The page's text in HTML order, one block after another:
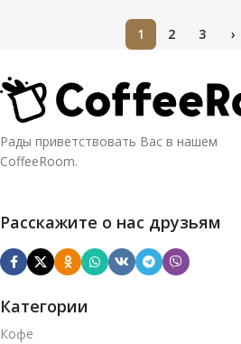
1 2 3 ›
Рады приветствовать Вас в нашем
CoffeeRoom.
Расскажите о нас друзьям
Категории
Кофе